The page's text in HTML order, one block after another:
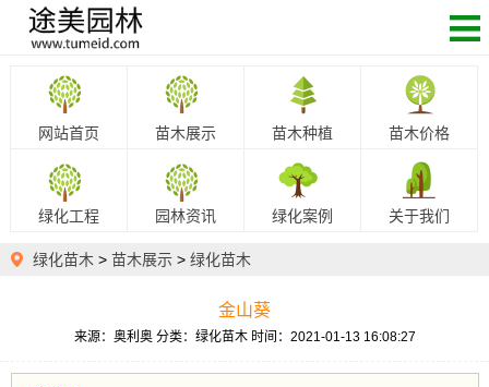
网站首页 苗木展示 苗木种植 苗木价格
绿化工程 园林资讯 绿化案例 关于我们
绿化苗木 > 苗木展示 > 绿化苗木
金山葵
来源：奥利奥 分类：绿化苗木 时间：2021-01-13 16:08:27